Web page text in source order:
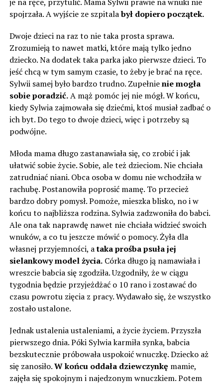
spojrzała. A wyjście ze szpitalabył dopiero początek.
Dwoje dzieci na raz to nie taka prosta sprawa.
Zrozumieją to nawet matki, które mają tylko jedno
dziecko. Na dodatek taka parka jako pierwsze dzieci. To
jeść chcą w tym samym czasie, to żeby je brać na ręce.
Sylwii samej było bardzo trudno. Zupełnienie mogła
sobie poradzić.A mąż pomóc jej nie mógł. W końcu,
kiedy Sylwia zajmowała się dziećmi, ktoś musiał zadbać o
ich byt. Do tego to dwoje dzieci, więc i potrzeby są
podwójne.
Młoda mama długo zastanawiała się, co zrobić i jak
ułatwić sobie życie. Sobie, ale też dzieciom. Nie chciała
zatrudniać niani. Obca osoba w domu nie wchodziła w
rachubę. Postanowiła poprosić mamę. To przecież
bardzo dobry pomysł. Pomoże, mieszka blisko, no i w
końcu to najbliższa rodzina. Sylwia zadzwoniła do babci.
Ale ona tak naprawdę nawet nie chciała widzieć swoich
wnuków, a co tu jeszcze mówić o pomocy. Żyła dla
własnej przyjemności, ataka prośba psuła jej
sielankowy model życia.Córka długo ją namawiała i
wreszcie babcia się zgodziła. Uzgodniły, że w ciągu
tygodnia będzie przyjeżdżać o 10 rano i zostawać do
czasu powrotu zięcia z pracy. Wydawało się, że wszystko
zostało ustalone.
Jednak ustalenia ustaleniami, a życie życiem. Przyszła
pierwszego dnia. Póki Sylwia karmiła synka, babcia
bezskutecznie próbowała uspokoić wnuczkę. Dziecko aż
się zanosiło.W końcu oddała dziewczynkę mamie,
zajęła się spokojnym i najedzonym wnuczkiem. Potem